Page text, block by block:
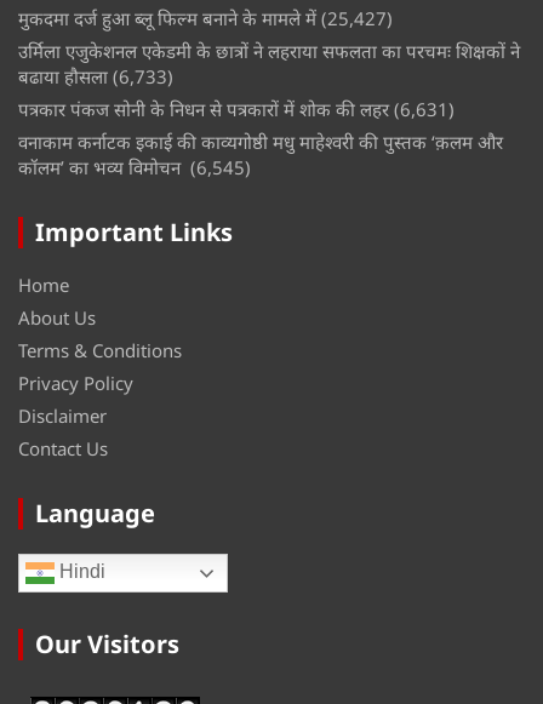
मुकदमा दर्ज हुआ ब्लू फिल्म बनाने के मामले में (25,427)
उर्मिला एजुकेशनल एकेडमी के छात्रों ने लहराया सफलता का परचमः शिक्षकों ने
बढाया हौसला (6,733)
पत्रकार पंकज सोनी के निधन से पत्रकारों में शोक की लहर (6,631)
वनाकाम कर्नाटक इकाई की काव्यगोष्ठी मधु माहेश्वरी की पुस्तक ‘क़लम और
कॉलम’ का भव्य विमोचन (6,545)
Important Links
Home
About Us
Terms & Conditions
Privacy Policy
Disclaimer
Contact Us
Language
Hindi
Our Visitors